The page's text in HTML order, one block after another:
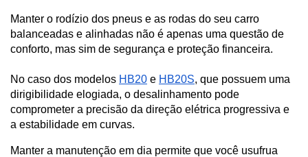
Manter o rodízio dos pneus e as rodas do seu carro
balanceadas e alinhadas não é apenas uma questão de
conforto, mas sim de segurança e proteção financeira.
No caso dos modelos HB20 e HB20S, que possuem uma
dirigibilidade elogiada, o desalinhamento pode
comprometer a precisão da direção elétrica progressiva e
a estabilidade em curvas.
Manter a manutenção em dia permite que você usufrua